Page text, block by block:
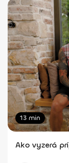
13 min
Ako vyzerá